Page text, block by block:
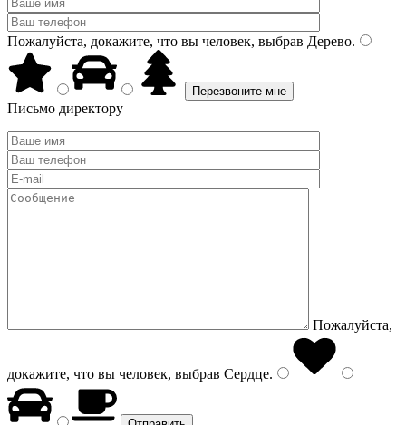
Пожалуйста, докажите, что вы человек, выбрав Дерево.
Письмо директору
Пожалуйста,
докажите, что вы человек, выбрав Сердце.